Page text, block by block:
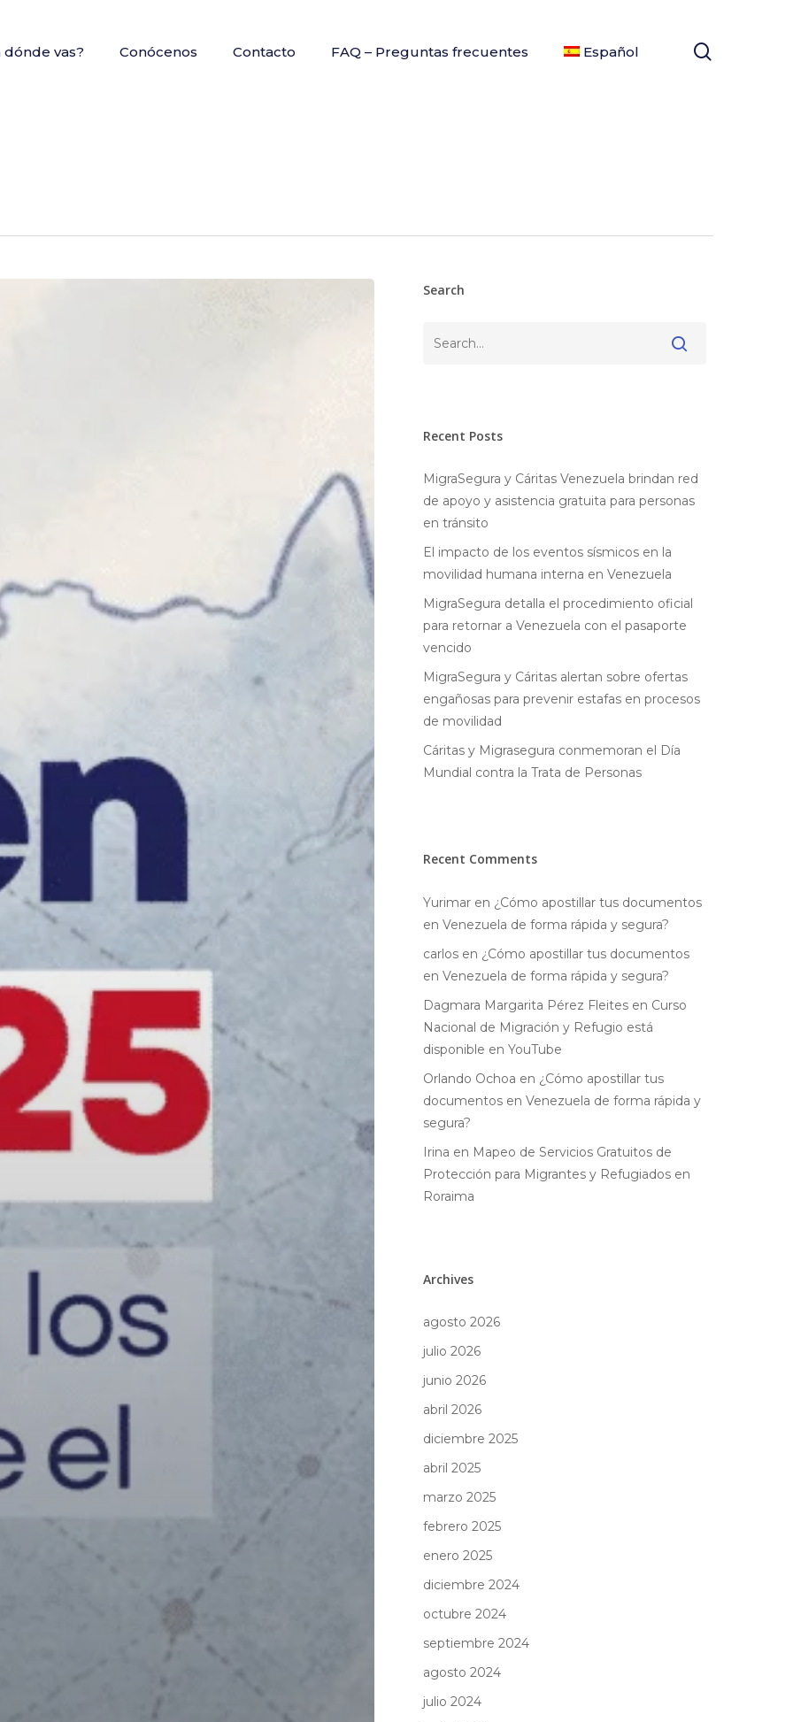
dónde vas? Conócenos Contacto FAQ – Preguntas frecuentes Español
Search
Recent Posts
MigraSegura y Cáritas Venezuela brindan red
de apoyo y asistencia gratuita para personas
en tránsito
El impacto de los eventos sísmicos en la
movilidad humana interna en Venezuela
MigraSegura detalla el procedimiento oficial
para retornar a Venezuela con el pasaporte
vencido
MigraSegura y Cáritas alertan sobre ofertas
engañosas para prevenir estafas en procesos
de movilidad
Cáritas y Migrasegura conmemoran el Día
Mundial contra la Trata de Personas
Recent Comments
Yurimaren ¿Cómo apostillar tus documentos
en Venezuela de forma rápida y segura?
carlosen ¿Cómo apostillar tus documentos
en Venezuela de forma rápida y segura?
Dagmara Margarita Pérez Fleitesen Curso
Nacional de Migración y Refugio está
disponible en YouTube
Orlando Ochoa en ¿Cómo apostillar tus
documentos en Venezuela de forma rápida y
segura?
Irina en Mapeo de Servicios Gratuitos de
Protección para Migrantes y Refugiados en
Roraima
Archives
agosto 2026
julio 2026
junio 2026
abril 2026
diciembre 2025
abril 2025
marzo 2025
febrero 2025
enero 2025
diciembre 2024
octubre 2024
septiembre 2024
agosto 2024
julio 2024